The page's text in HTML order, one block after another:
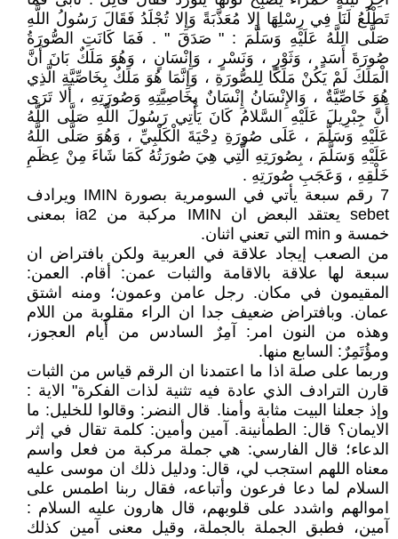
تَطْلُعُ لَنَا فِي رِسْلِهَا إِلا مُعَذَّبَةً وَإِلا تُجْلَدُ فَقَالَ رَسُولُ اللَّهِ
صَلَّى اللَّهُ عَلَيْهِ وَسَلَّمَ : " صَدَقَ " . فَمَا كَانَتِ الصُّورَةُ
صُورَةَ أَسَدٍ ، وَثَوْرٍ ، وَنَسْرٍ ، وَإِنْسَانٍ ، وَهُوَ مَلَكٌ بَانَ أَنَّ
الْمَلَكَ لَمْ يَكُنْ مَلَكًا لِلصُّورَةِ ، وَإِنَّمَا هُوَ مَلَكٌ بِخَاصِّيَّةِ الَّذِي
هُوَ خَاصِّيَّةٌ ، وَالإِنْسَانُ إِنْسَانٌ بِخَاصِيَّتِهِ وَصُورَتِهِ ، أَلا تَرَى
أَنَّ جِبْرِيلَ عَلَيْهِ السَّلامُ كَانَ يَأْتِي رَسُولَ اللَّهِ صَلَّى اللَّهُ
عَلَيْهِ وَسَلَّمَ ، عَلَى صُورَةِ دِحْيَةَ الْكَلْبِيِّ ، وَهُوَ صَلَّى اللَّهُ
عَلَيْهِ وَسَلَّمَ ، بِصُورَتِهِ الَّتِي هِيَ صُورَتُهُ كَمَا شَاءَ مِنْ عِظَمِ
خَلْقِهِ ، وَعَجَبِ صُورَتِهِ .
7 رقم سبعة يأتي في السومرية بصورة IMIN ويرادف
sebet يعتقد البعض ان IMIN مركبة من ia2 بمعنى
خمسة و min التي تعني اثنان.
من الصعب إيجاد علاقة في العربية ولكن بافتراض ان
سبعة لها علاقة بالاقامة والثبات عمن: أقام. العمن:
المقيمون في مكان. رجل عامن وعمون؛ ومنه اشتق
عمان. وبافتراض ضعيف جدا ان الراء مقلوبة من اللام
وهذه من النون امر: آمِرٌ السادس من أَيام العجوز،
ومؤُتَمِرٌ: السابع منها.
وربما على صلة اذا ما اعتمدنا ان الرقم قياس من الثبات
قارن الترادف الذي عادة فيه تثنية لذات الفكرة" الاية :
وإذ جعلنا البيت مثابة وأمنا. قال النضر: وقالوا للخليل: ما
الايمان؟ قال: الطمأنينة. آمين وأمين: كلمة تقال في إثر
الدعاء؛ قال الفارسي: هي جملة مركبة من فعل واسم
معناه اللهم استجب لي، قال: ودليل ذلك ان موسى عليه
السلام لما دعا فرعون وأتباعه، فقال ربنا اطمس على
اموالهم واشدد على قلوبهم، قال هارون عليه السلام :
آمين، فطبق الجملة بالجملة، وقيل معنى آمين كذلك